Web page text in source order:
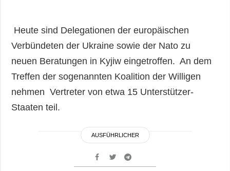
Heute sind Delegationen der europäischen
Verbündeten der Ukraine sowie der Nato zu
neuen Beratungen in Kyjiw eingetroffen. An dem
Treffen der sogenannten Koalition der Willigen
nehmen Vertreter von etwa 15 Unterstützer-
Staaten teil.
AUSFÜHRLICHER